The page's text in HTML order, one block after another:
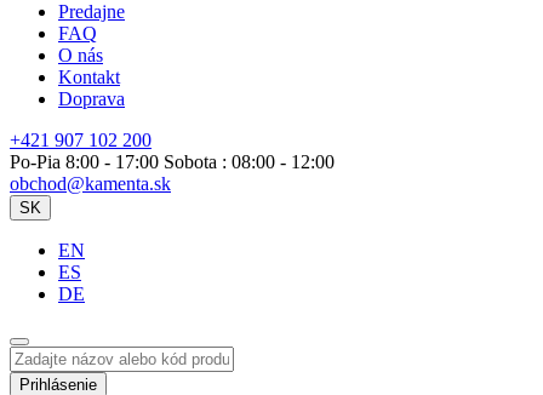
Predajne
FAQ
O nás
Kontakt
Doprava
+421 907 102 200
Po-Pia 8:00 - 17:00 Sobota : 08:00 - 12:00
obchod@kamenta.sk
SK
EN
ES
DE
Prihlásenie